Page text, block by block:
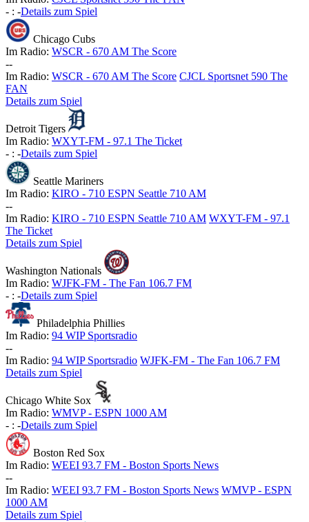
- : -Details zum Spiel
Chicago Cubs
Im Radio: WSCR - 670 AM The Score
--
Im Radio: WSCR - 670 AM The Score CJCL Sportsnet 590 The
FAN
Details zum Spiel
Detroit Tigers
Im Radio: WXYT-FM - 97.1 The Ticket
- : -Details zum Spiel
Seattle Mariners
Im Radio: KIRO - 710 ESPN Seattle 710 AM
--
Im Radio: KIRO - 710 ESPN Seattle 710 AM WXYT-FM - 97.1
The Ticket
Details zum Spiel
Washington Nationals
Im Radio: WJFK-FM - The Fan 106.7 FM
- : -Details zum Spiel
Philadelphia Phillies
Im Radio: 94 WIP Sportsradio
--
Im Radio: 94 WIP Sportsradio WJFK-FM - The Fan 106.7 FM
Details zum Spiel
Chicago White Sox
Im Radio: WMVP - ESPN 1000 AM
- : -Details zum Spiel
Boston Red Sox
Im Radio: WEEI 93.7 FM - Boston Sports News
--
Im Radio: WEEI 93.7 FM - Boston Sports News WMVP - ESPN
1000 AM
Details zum Spiel